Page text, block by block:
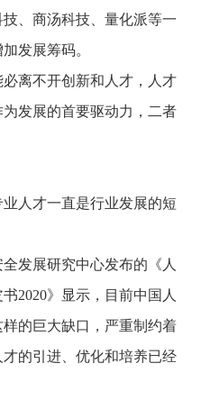
、商汤科技、量化派等一
发展筹码。
离不开创新和人才，人才
发展的首要驱动力，二者
人才一直是行业发展的短
展研究中心发布的《人
2020》显示，目前中国人
的巨大缺口，严重制约着
的引进、优化和培养已经